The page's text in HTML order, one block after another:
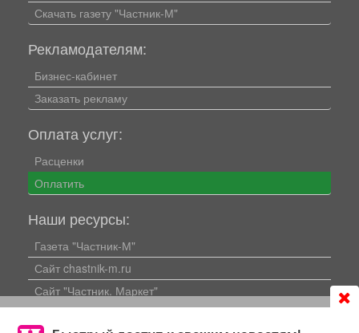
Скачать газету "Частник-М"
Рекламодателям:
Бизнес-кабинет
Заказать рекламу
Оплата услуг:
Расценки
Оплатить
Наши ресурсы:
Газета "Частник-М"
Сайт chastnik-m.ru
Сайт "Частник. Маркет"